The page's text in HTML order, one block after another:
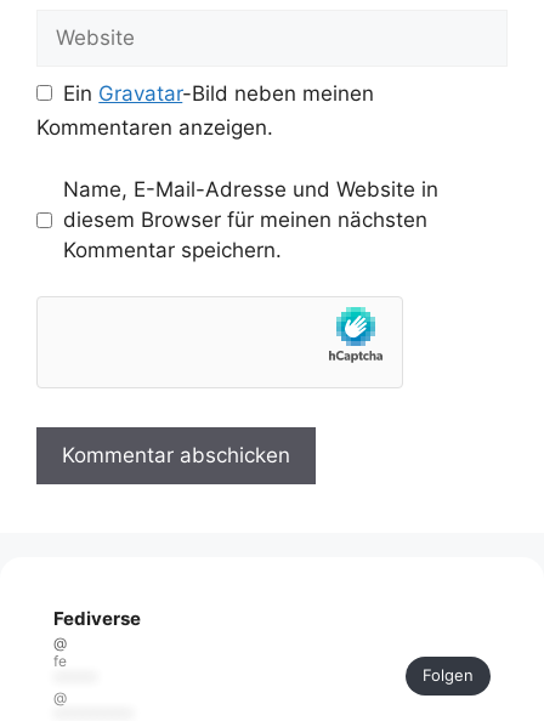
Website
Ein Gravatar-Bild neben meinen
Kommentaren anzeigen.
Name, E-Mail-Adresse und Website in
diesem Browser für meinen nächsten
Kommentar speichern.
Fediverse
@
fe
@
Folgen